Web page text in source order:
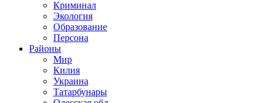
Криминал
Экология
Образование
Персона
Районы
Мир
Килия
Украина
Татарбунары